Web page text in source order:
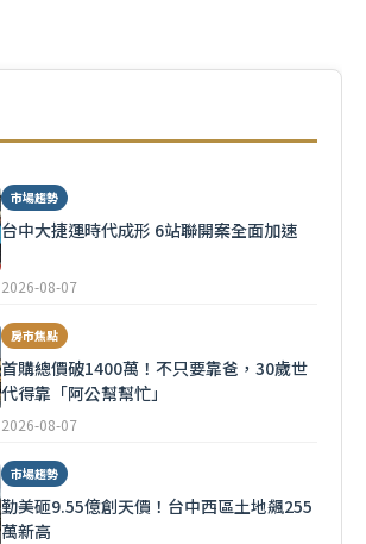
市場趨勢
台中大捷運時代成形 6站聯開案全面加速
2026-08-07
房市焦點
首購總價破1400萬！不只要靠爸，30歲世
代得靠「阿公幫幫忙」
2026-08-07
市場趨勢
勤美砸9.55億創天價！台中西區土地飆255
萬新高